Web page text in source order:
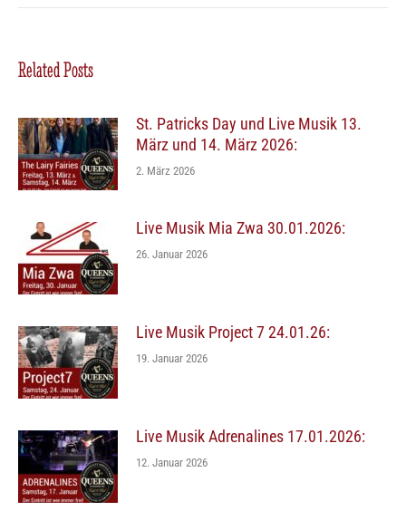
Related Posts
St. Patricks Day und Live Musik 13.
März und 14. März 2026:
2. März 2026
Live Musik Mia Zwa 30.01.2026:
26. Januar 2026
Live Musik Project 7 24.01.26:
19. Januar 2026
Live Musik Adrenalines 17.01.2026:
12. Januar 2026